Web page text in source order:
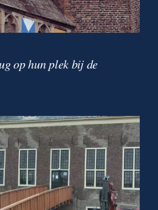
op hun plek bij de